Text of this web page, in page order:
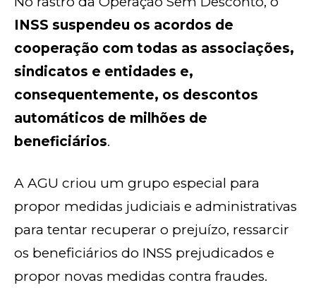
INSS suspendeu os acordos de
cooperação com todas as associações,
sindicatos e entidades e,
consequentemente, os descontos
automáticos de milhões de
beneficiários.
A AGU criou um grupo especial para
propor medidas judiciais e administrativas
para tentar recuperar o prejuízo, ressarcir
os beneficiários do INSS prejudicados e
propor novas medidas contra fraudes.